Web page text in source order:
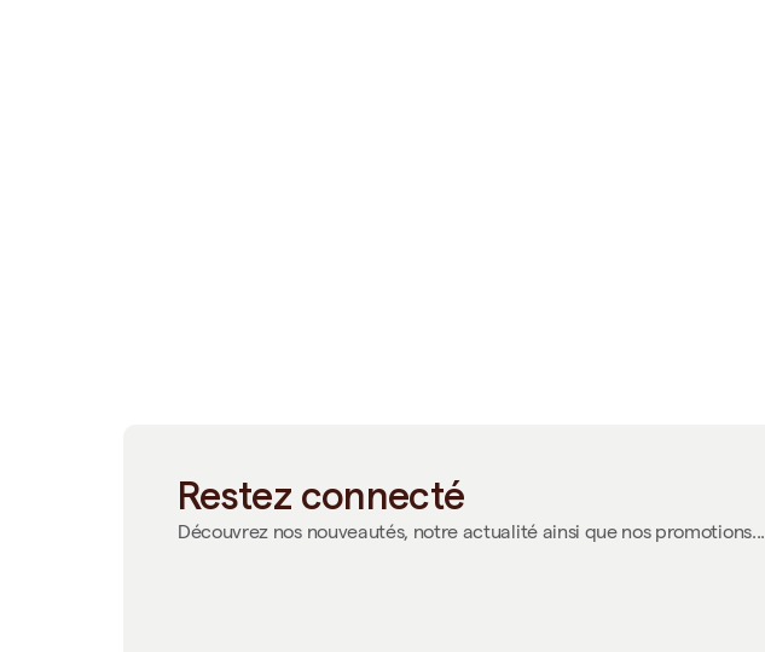
Restez connecté
Découvrez nos nouveautés, notre actualité ainsi que nos promotions...